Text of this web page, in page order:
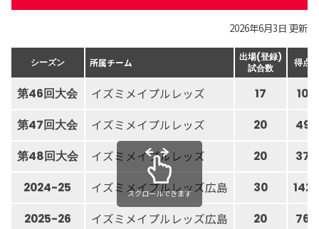
2026年6月3日 更新
シーズン 所属チーム
出場(登録)
試合数
得点
第46回大会 イズミメイプルレッズ 17 10
第47回大会 イズミメイプルレッズ 20 49
第48回大会 イズミメイプルレッズ 20 37
2024-25 イズミメイプルレッズ広島 30 142
2025-26 イズミメイプルレッズ広島 20 76
スクロールできます